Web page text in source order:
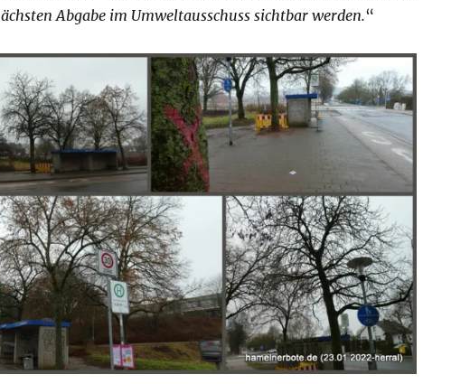
Abgabe im Umweltausschuss sichtbar werden.“